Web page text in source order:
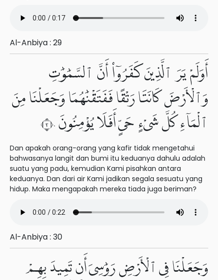
Al-Anbiya : 29
أَوَلَمْ يَرَ ٱلَّذِينَ كَفَرُوٓا۟ أَنَّ ٱلسَّمَٰوَٰتِ
وَٱلْأَرْضَ كَانَتَا رَتْقًا فَفَتَقْنَٰهُمَا وَجَعَلْنَا مِنَ
ٱلْمَآءِ كُلَّ شَىْءٍ حَىٍّ أَفَلَا يُؤْمِنُونَ ٣٠
Dan apakah orang-orang yang kafir tidak mengetahui
bahwasanya langit dan bumi itu keduanya dahulu adalah
suatu yang padu, kemudian Kami pisahkan antara
keduanya. Dan dari air Kami jadikan segala sesuatu yang
hidup. Maka mengapakah mereka tiada juga beriman?
Al-Anbiya : 30
وَجَعَلْنَا فِى ٱلْأَرْضِ رَوَٰسِىَ أَن تَمِيدَ بِهِمْ